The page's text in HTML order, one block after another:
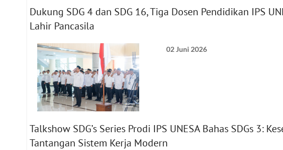
Dukung SDG 4 dan SDG 16, Tiga Dosen Pendidikan IPS
Lahir Pancasila
02 Juni 2026
Talkshow SDG’s Series Prodi IPS UNESA Bahas SDGs 3:
Tantangan Sistem Kerja Modern